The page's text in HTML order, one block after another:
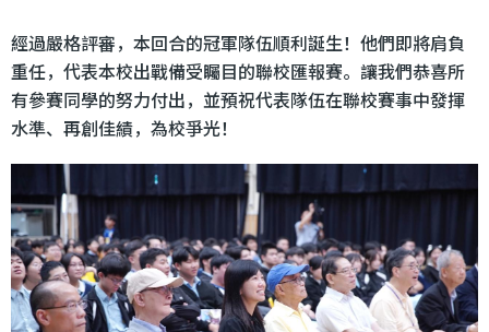
經過嚴格評審，本回合的冠軍隊伍順利誕生！他們即將肩負
重任，代表本校出戰備受矚目的聯校匯報賽。讓我們恭喜所
有參賽同學的努力付出，並預祝代表隊伍在聯校賽事中發揮
水準、再創佳績，為校爭光！